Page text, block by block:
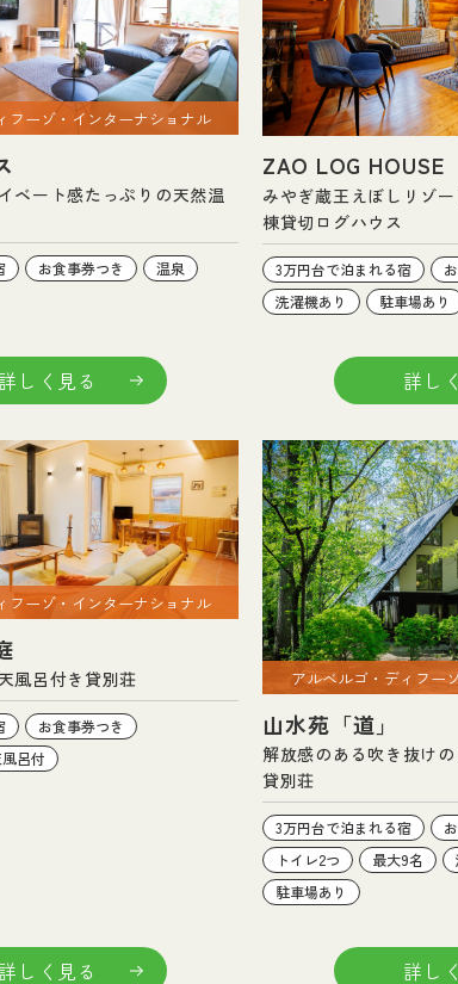
フーゾ・インターナショナル
ベート感たっぷりの天然温
お食事券つき
温泉
詳しく見る
ZAO LOG HOUSE
みやぎ蔵王えぼしリゾ
棟貸切ログハウス
3万円台で泊まれる宿
洗濯機あり
駐車場あり
詳し
フーゾ・インターナショナル
風呂付き貸別荘
お食事券つき
呂付
詳しく見る
アルベルゴ・ディフー
山水苑「道」
解放感のある吹き抜け
貸別荘
3万円台で泊まれる宿
トイレ2つ
最大9名
駐車場あり
詳し